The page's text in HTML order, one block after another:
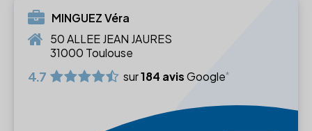
MINGUEZ Véra
50 ALLEE JEAN JAURES
31000 Toulouse
4.7 sur184 avisGoogle